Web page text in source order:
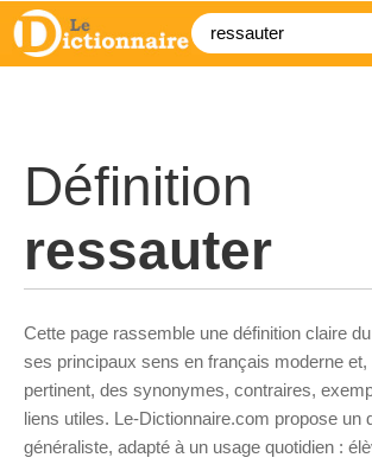
Définition
ressauter
Cette page rassemble une définition claire
ses principaux sens en français moderne et,
pertinent, des synonymes, contraires,
liens utiles. Le-Dictionnaire.com propose un
généraliste, adapté à un usage quotidien :